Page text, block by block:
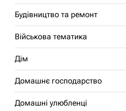
Будівництво та ремонт
Військова тематика
Дім
Домашнє господарство
Домашні улюбленці